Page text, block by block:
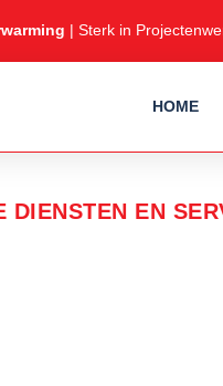
| Sterk in
HOME
DIENSTEN EN